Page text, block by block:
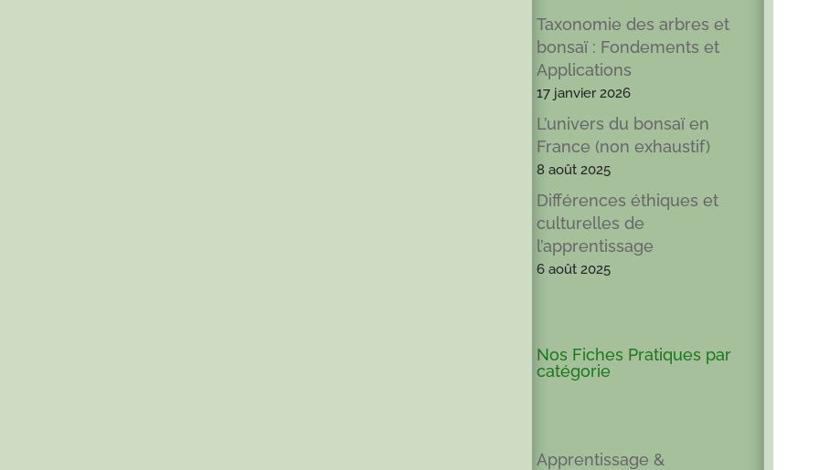
Taxonomie des arbres et
bonsaï : Fondements et
Applications
17 janvier 2026
L’univers du bonsaï en
France (non exhaustif)
8 août 2025
Différences éthiques et
culturelles de
l’apprentissage
6 août 2025
Nos Fiches Pratiques par
catégorie
Apprentissage &